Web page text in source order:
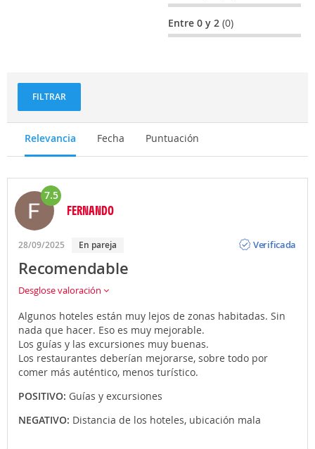
Entre 0 y 2(0)
FILTRAR
Relevancia Fecha Puntuación
7.5
FERNANDO
28/09/2025 En pareja
Verificada
Recomendable
Desglose valoración
Algunos hoteles están muy lejos de zonas habitadas. Sin
nada que hacer. Eso es muy mejorable.
Los guías y las excursiones muy buenas.
Los restaurantes deberían mejorarse, sobre todo por
comer más auténtico, menos turístico.
POSITIVO: Guías y excursiones
NEGATIVO: Distancia de los hoteles, ubicación mala